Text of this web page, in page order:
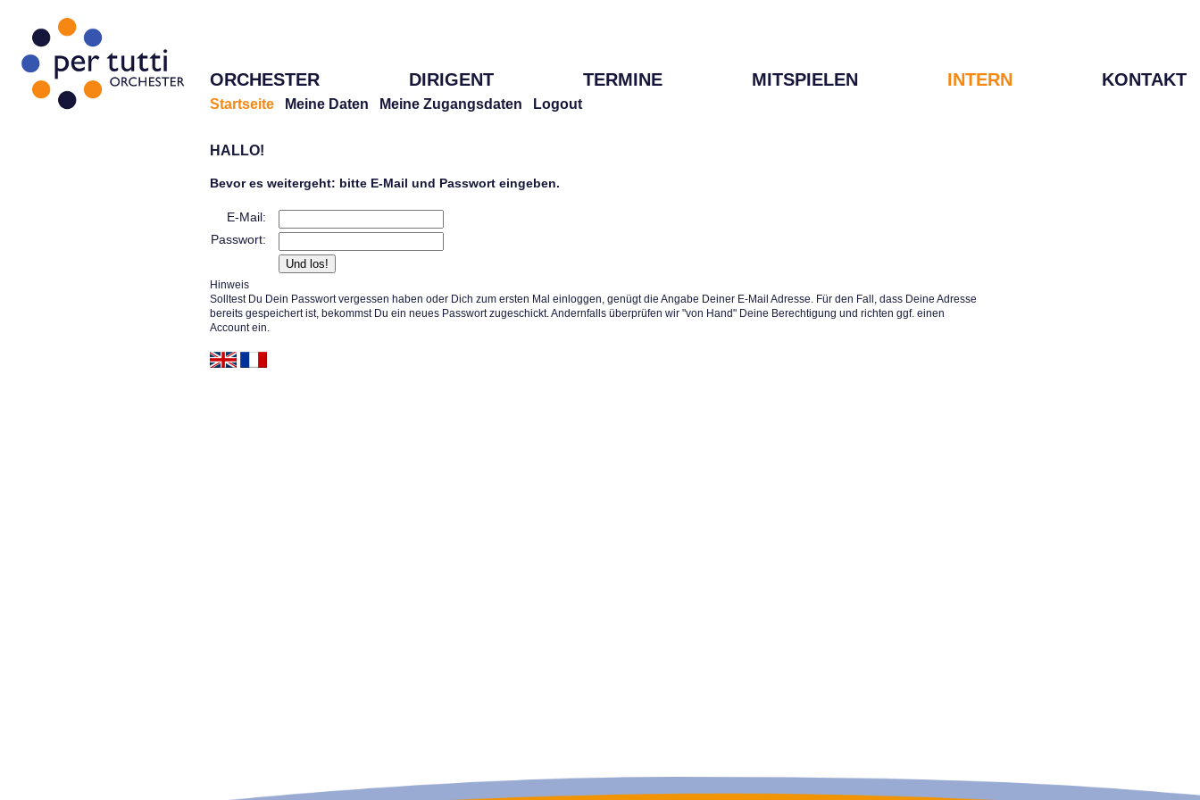
ORCHESTER DIRIGENT TERMINE MITSPIELEN INTERN KONTAKT
Startseite Meine Daten Meine Zugangsdaten Logout
HALLO!
Bevor es weitergeht: bitte E-Mail und Passwort eingeben.
E-Mail:
Passwort:
Hinweis
Solltest Du Dein Passwort vergessen haben oder Dich zum ersten Mal einloggen, genügt die Angabe Deiner E-Mail Adresse. Für den Fall, dass Deine Adresse
bereits gespeichert ist, bekommst Du ein neues Passwort zugeschickt. Andernfalls überprüfen wir "von Hand" Deine Berechtigung und richten ggf. einen
Account ein.